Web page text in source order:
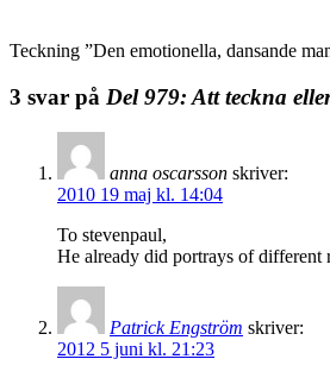
Teckning ”Den emotionella, dansande
3 svar på Del 979: Att teckna
anna oscarsson skriver:
2010 19 maj kl. 14:04
To stevenpaul,
He already did portrays of
Patrick Engström skriver:
2012 5 juni kl. 21:23